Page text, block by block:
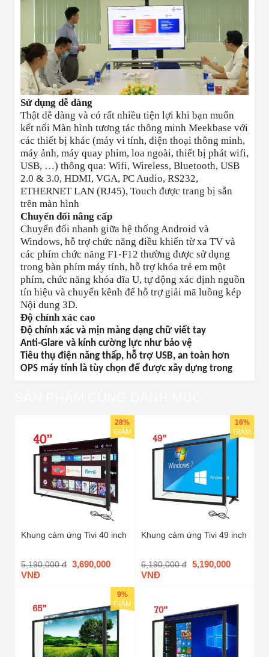
Sử dụng dễ dàng
Thật dễ dàng và có rất nhiều tiện lợi khi bạn muốn
kết nối Màn hình tương tác thông minh Meekbase với
các thiết bị khác (máy vi tính, điện thoại thông minh,
máy ảnh, máy quay phim, loa ngoài, thiết bị phát wifi,
USB, …) thông qua: Wifi, Wireless, Bluetooth, USB
2.0 & 3.0, HDMI, VGA, PC Audio, RS232,
ETHERNET LAN (RJ45), Touch được trang bị sẵn
trên màn hình
Chuyển đổi nâng cấp
Chuyển đổi nhanh giữa hệ thống Android và
Windows, hỗ trợ chức năng điều khiển từ xa TV và
các phím chức năng F1-F12 thường được sử dụng
trong bàn phím máy tính, hỗ trợ khóa trẻ em một
phím, chức năng khóa đĩa U, tự động xác định nguồn
tín hiệu và chuyển kênh để hỗ trợ giải mã luồng kép
Nội dung 3D.
Độ chính xác cao
Độ chính xác và mịn màng dạng chữ viết tay
Anti-Glare và kính cường lực như bảo vệ
Tiêu thụ điện năng thấp, hỗ trợ USB, an toàn hơn
OPS máy tính là tùy chọn để được xây dựng trong
Khung cảm ứng Tivi 40 inch
5,190,000 đ 3,690,000
VNĐ
28%
GIẢM
Khung cảm ứng Tivi 49 inch
6,190,000 đ 5,190,000
VNĐ
16%
GIẢM
9%
GIẢM